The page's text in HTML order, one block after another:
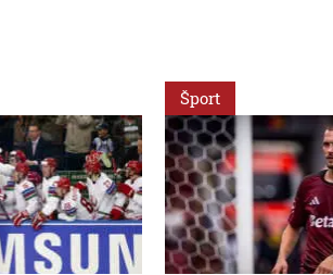
Šport